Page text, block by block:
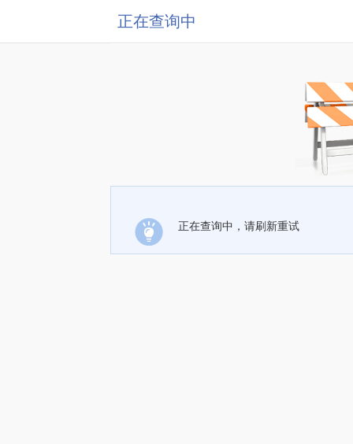
正在查询中
正在查询中，请刷新重试